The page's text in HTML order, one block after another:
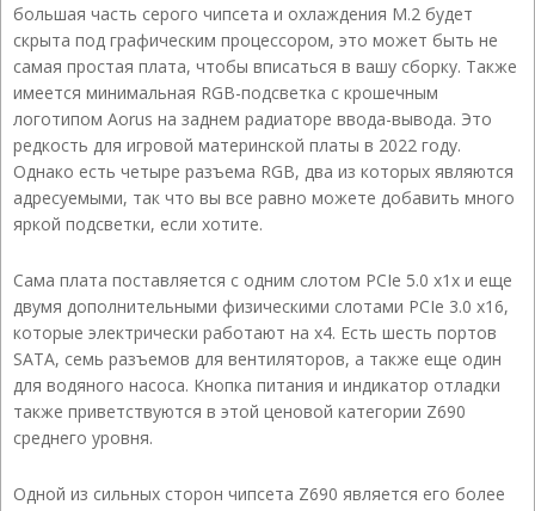
большая часть серого чипсета и охлаждения M.2 будет
скрыта под графическим процессором, это может быть не
самая простая плата, чтобы вписаться в вашу сборку. Также
имеется минимальная RGB-подсветка с крошечным
логотипом Aorus на заднем радиаторе ввода-вывода. Это
редкость для игровой материнской платы в 2022 году.
Однако есть четыре разъема RGB, два из которых являются
адресуемыми, так что вы все равно можете добавить много
яркой подсветки, если хотите.
Сама плата поставляется с одним слотом PCIe 5.0 x1x и еще
двумя дополнительными физическими слотами PCIe 3.0 x16,
которые электрически работают на x4. Есть шесть портов
SATA, семь разъемов для вентиляторов, а также еще один
для водяного насоса. Кнопка питания и индикатор отладки
также приветствуются в этой ценовой категории Z690
среднего уровня.
Одной из сильных сторон чипсета Z690 является его более